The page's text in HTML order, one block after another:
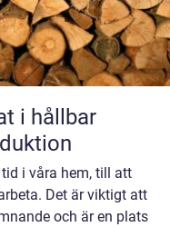
i våra hem, till att
Det är viktigt att
och är en plats